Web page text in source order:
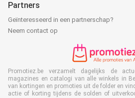
Partners
Geïnteresseerd in een partnerschap?
Neem contact op
Promotiez.be verzamelt dagelijks de
magazines en catalogi van alle winkels in
van kortingen en promoties uit de folder en
actie of korting tijdens de solden of